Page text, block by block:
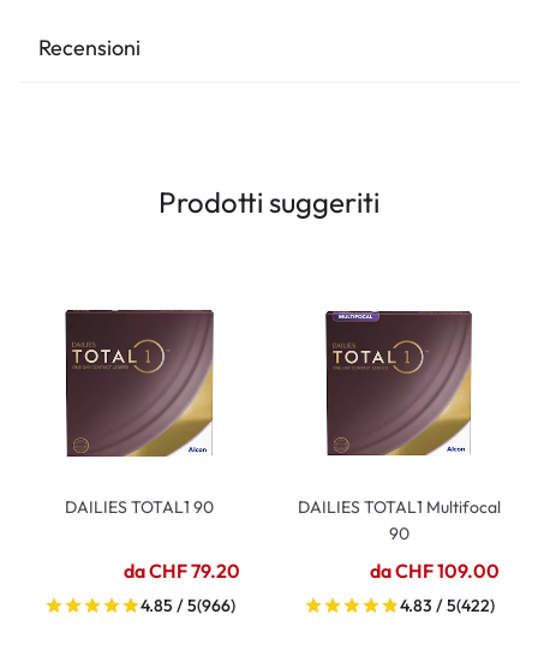
Recensioni
Prodotti suggeriti
DAILIES TOTAL1 90
da CHF 79.20
4.85 / 5(966)
DAILIES TOTAL1 Multifocal
90
da CHF 109.00
4.83 / 5(422)